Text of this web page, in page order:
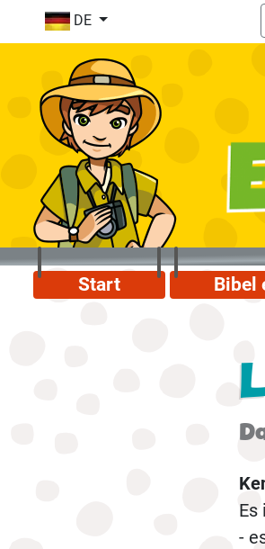
DE
Start Bibel
Es
-